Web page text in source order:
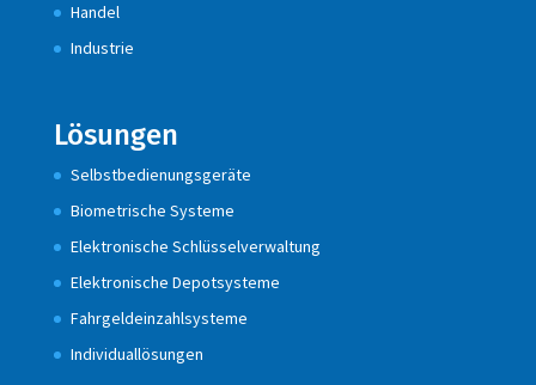
Handel
Industrie
Lösungen
Selbstbedienungsgeräte
Biometrische Systeme
Elektronische Schlüsselverwaltung
Elektronische Depotsysteme
Fahrgeldeinzahlsysteme
Individuallösungen